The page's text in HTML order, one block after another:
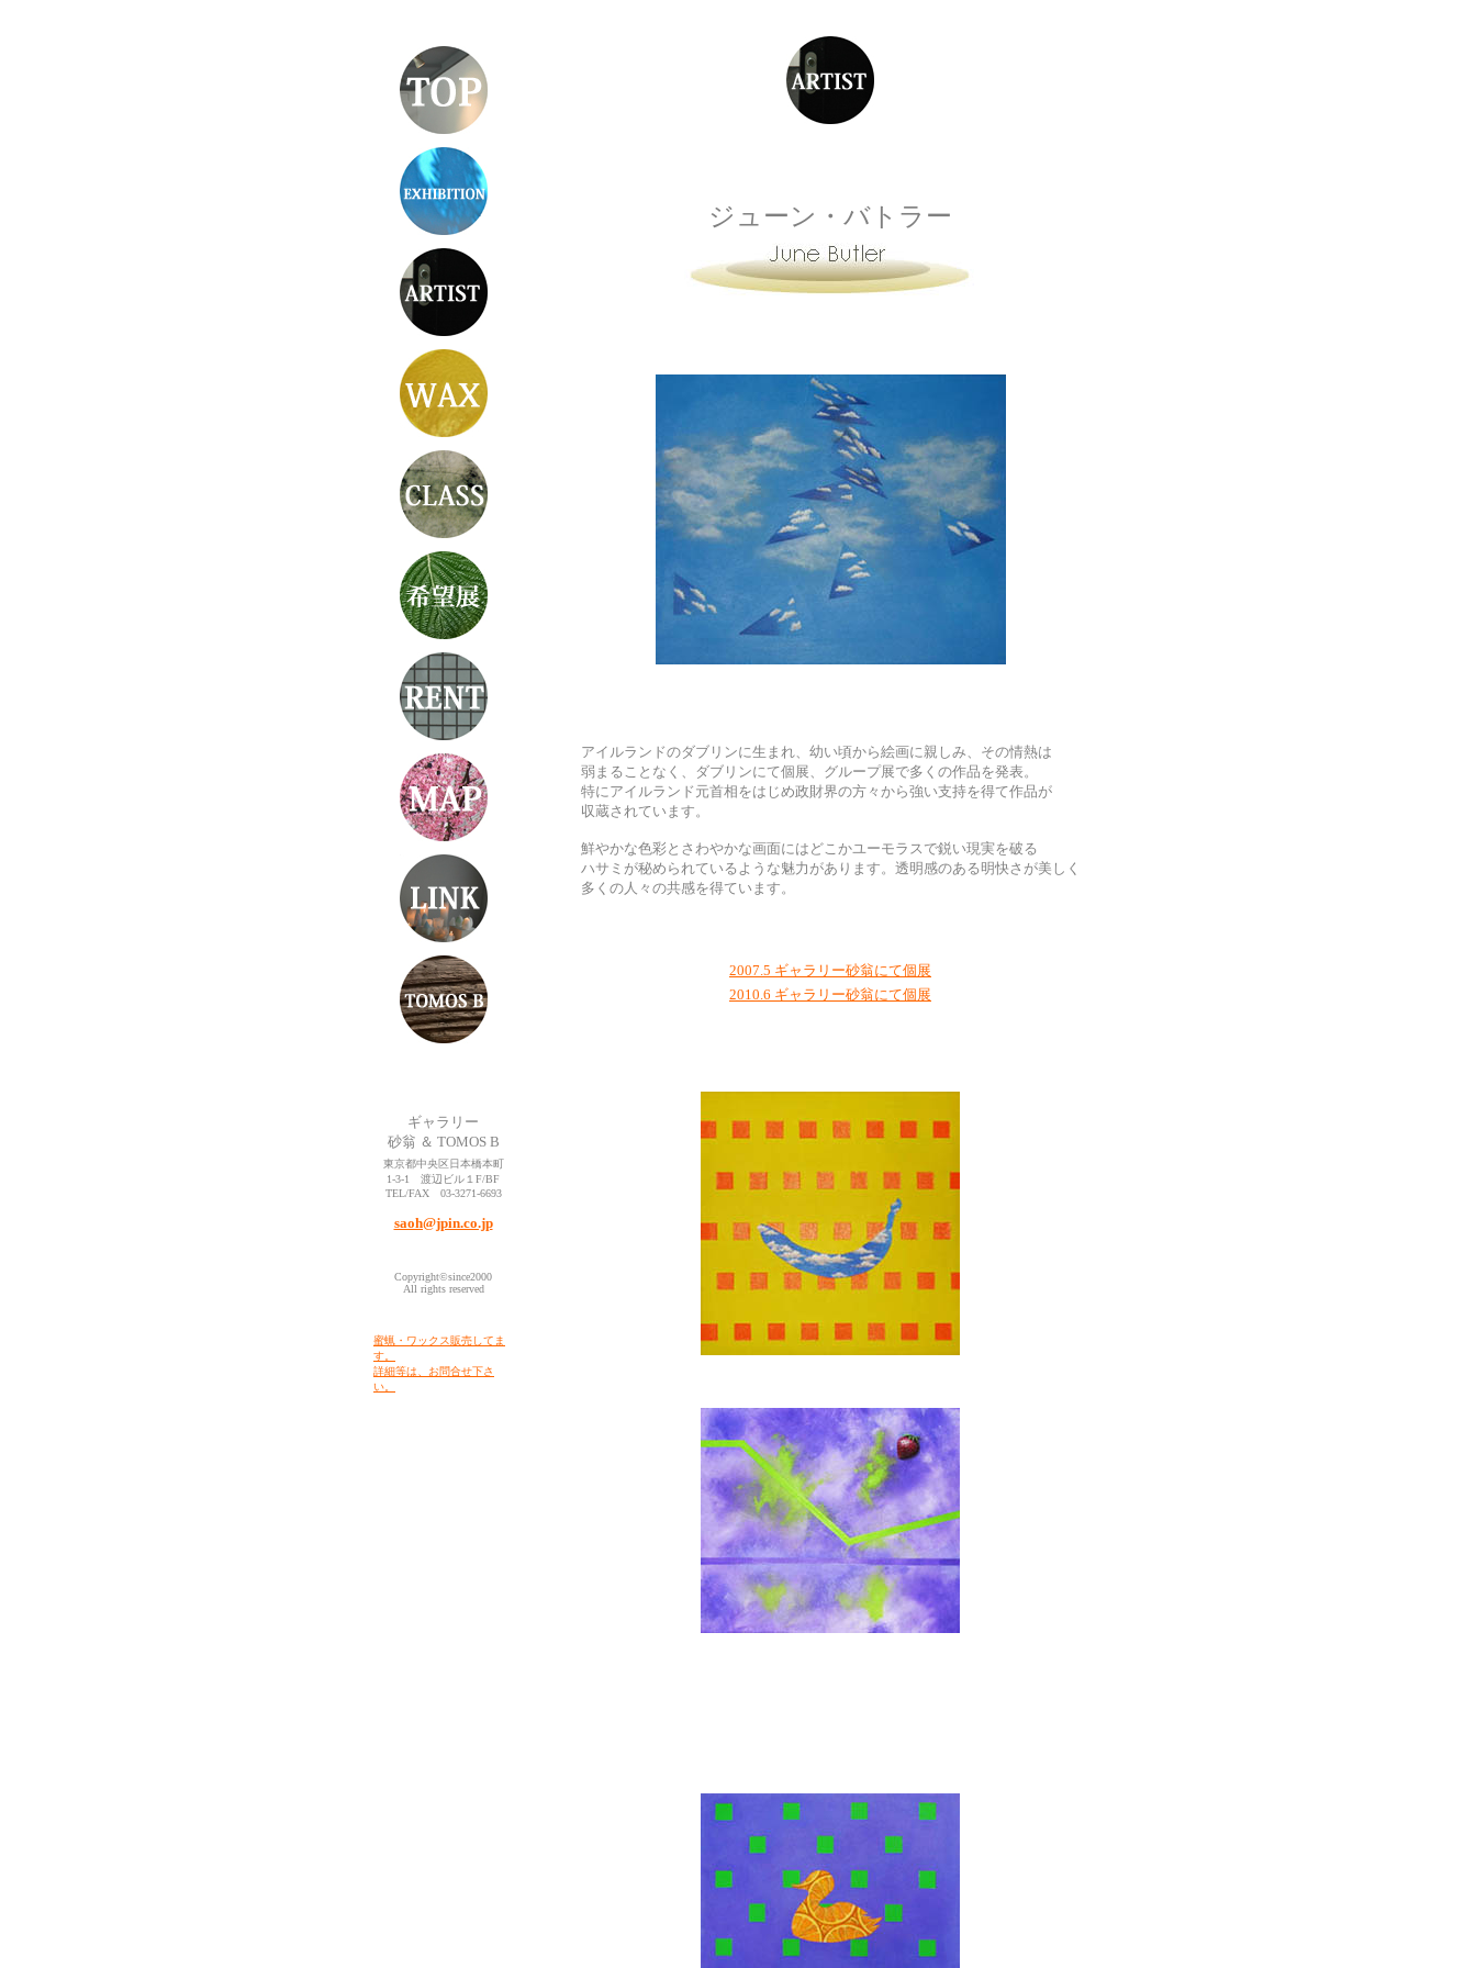
ギャラリー
砂翁 ＆ TOMOS B
東京都中央区日本橋本町
1-3-1 渡辺ビル１F/BF
TEL/FAX 03-3271-6693
saoh@jpin.co.jp
Copyright©since2000
All rights reserved
蜜蝋・ワックス販売してま
す。
詳細等は、お問合せ下さ
い。
ジューン・バトラー
アイルランドのダブリンに生まれ、幼い頃から絵画に親しみ、その情熱は
弱まることなく、ダブリンにて個展、グループ展で多くの作品を発表。
特にアイルランド元首相をはじめ政財界の方々から強い支持を得て作品が
収蔵されています。
鮮やかな色彩とさわやかな画面にはどこかユーモラスで鋭い現実を破る
ハサミが秘められているような魅力があります。透明感のある明快さが美しく
多くの人々の共感を得ています。
2007.5 ギャラリー砂翁にて個展
2010.6 ギャラリー砂翁にて個展